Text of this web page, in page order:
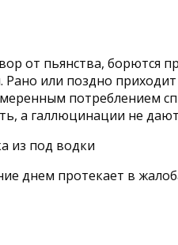
от пьянства, борются
или поздно приходит
потреблением
а галлюцинации не
днем протекает в